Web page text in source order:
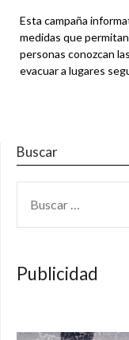
Esta campaña
medidas que
personas conozcan
evacuar a lugares
Buscar
Publicidad